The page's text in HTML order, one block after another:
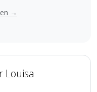
→
Louisa